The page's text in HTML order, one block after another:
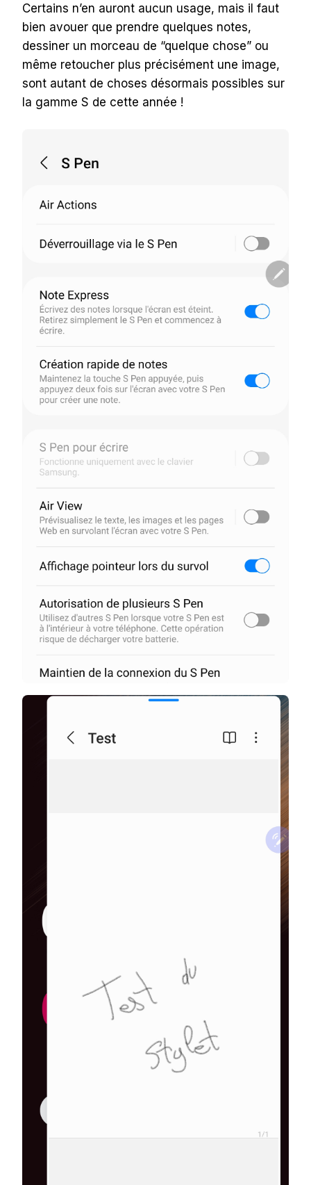
Certains n’en auront aucun usage, mais il faut
bien avouer que prendre quelques notes,
dessiner un morceau de “quelque chose” ou
même retoucher plus précisément une image,
sont autant de choses désormais possibles sur
la gamme S de cette année !